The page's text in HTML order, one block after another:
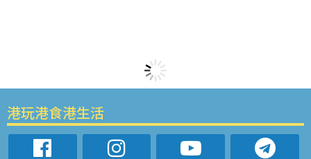
港玩港食港生活